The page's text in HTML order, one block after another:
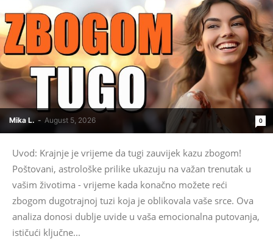
Mika L. - August 5, 2026 0
Uvod: Krajnje je vrijeme da tugi zauvijek kazu zbogom!
Poštovani, astrološke prilike ukazuju na važan trenutak u
vašim životima - vrijeme kada konačno možete reći
zbogom dugotrajnoj tuzi koja je oblikovala vaše srce. Ova
analiza donosi dublje uvide u vaša emocionalna putovanja,
ističući ključne...